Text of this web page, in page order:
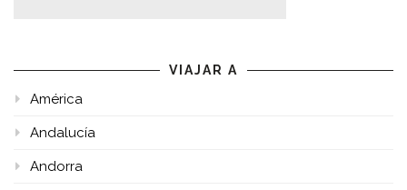
VIAJAR A
América
Andalucía
Andorra